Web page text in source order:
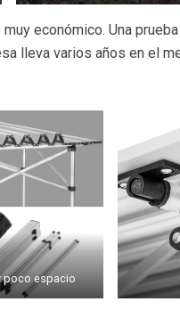
económico. Una
lleva varios años en el
poco espacio